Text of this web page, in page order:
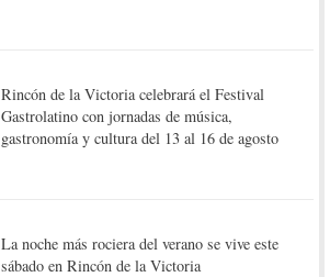
Rincón de la Victoria celebrará el Festival
Gastrolatino con jornadas de música,
gastronomía y cultura del 13 al 16 de agosto
La noche más rociera del verano se vive este
sábado en Rincón de la Victoria